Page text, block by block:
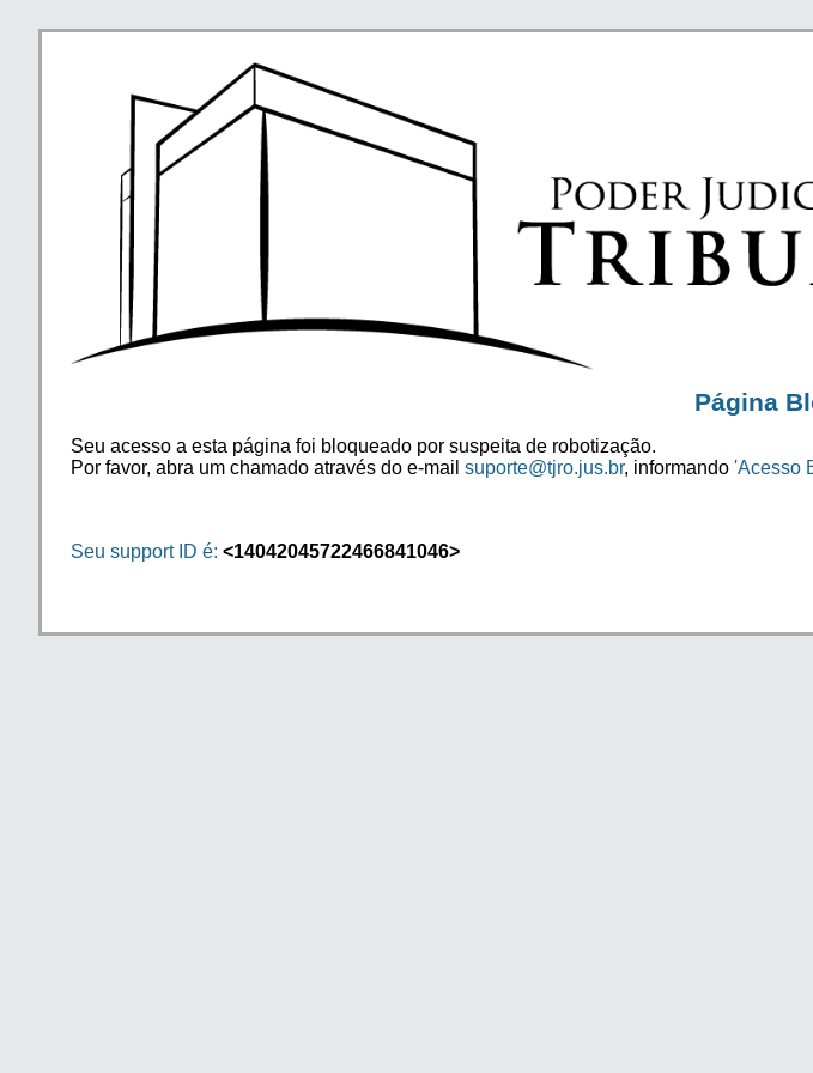
Página
Seu acesso a esta página foi bloqueado por suspeita de robotização.
Por favor, abra um chamado através do e-mail suporte@tjro.jus.br, informando 'Acesso
Seu support ID é: <14042045722466841046>